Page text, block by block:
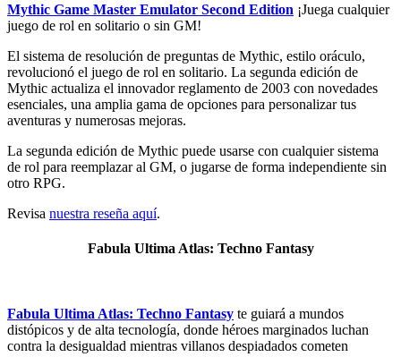
Mythic Game Master Emulator Second Edition ¡Juega cualquier
juego de rol en solitario o sin GM!
El sistema de resolución de preguntas de Mythic, estilo oráculo,
revolucionó el juego de rol en solitario. La segunda edición de
Mythic actualiza el innovador reglamento de 2003 con novedades
esenciales, una amplia gama de opciones para personalizar tus
aventuras y numerosas mejoras.
La segunda edición de Mythic puede usarse con cualquier sistema
de rol para reemplazar al GM, o jugarse de forma independiente sin
otro RPG.
Revisa nuestra reseña aquí.
Fabula Ultima Atlas: Techno Fantasy
Fabula Ultima Atlas: Techno Fantasy te guiará a mundos
distópicos y de alta tecnología, donde héroes marginados luchan
contra la desigualdad mientras villanos despiadados cometen